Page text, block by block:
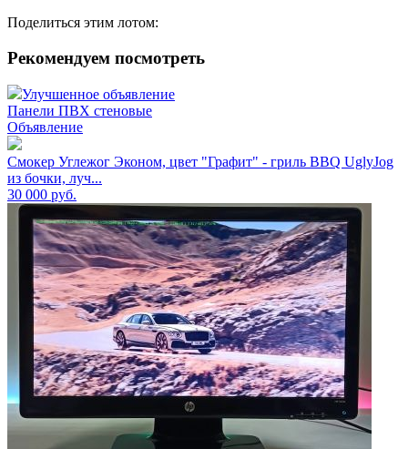
Поделиться этим лотом:
Рекомендуем посмотреть
Улучшенное объявление
Панели ПВХ стеновые
Объявление
Смокер Углежог Эконом, цвет "Графит" - гриль BBQ UglyJog
из бочки, луч...
30 000 руб.